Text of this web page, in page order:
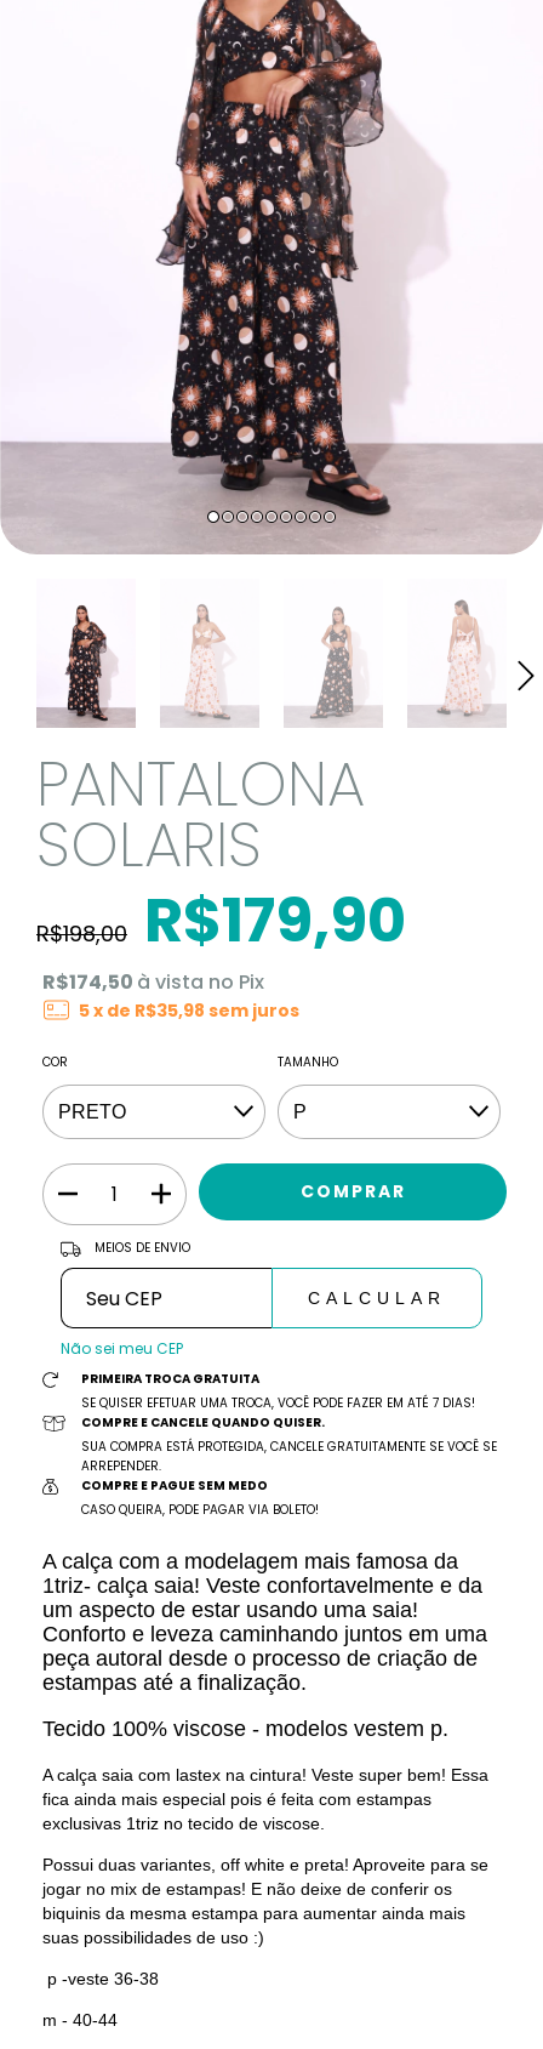
PANTALONA
SOLARIS
R$198,00 R$179,90
R$174,50 à vista no Pix
5x de R$35,98 sem juros
COR TAMANHO
MEIOS DE ENVIO
CALCULAR
Não sei meu CEP
PRIMEIRA TROCA GRATUITA
SE QUISER EFETUAR UMA TROCA, VOCÊ PODE FAZER EM ATÉ 7 DIAS!
COMPRE E CANCELE QUANDO QUISER.
SUA COMPRA ESTÁ PROTEGIDA, CANCELE GRATUITAMENTE SE VOCÊ SE
ARREPENDER.
COMPRE E PAGUE SEM MEDO
CASO QUEIRA, PODE PAGAR VIA BOLETO!
A calça com a modelagem mais famosa da
1triz- calça saia! Veste confortavelmente e da
um aspecto de estar usando uma saia!
Conforto e leveza caminhando juntos em uma
peça autoral desde o processo de criação de
estampas até a finalização.
Tecido 100% viscose - modelos vestem p.
A calça saia com lastex na cintura! Veste super bem! Essa
fica ainda mais especial pois é feita com estampas
exclusivas 1triz no tecido de viscose.
Possui duas variantes, off white e preta! Aproveite para se
jogar no mix de estampas! E não deixe de conferir os
biquinis da mesma estampa para aumentar ainda mais
suas possibilidades de uso :)
p -veste 36-38
m - 40-44